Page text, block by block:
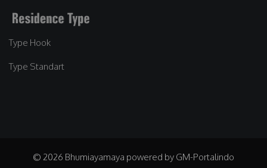
Type Hook
Type Standart
© 2026 Bhumiayamaya powered by GM-Portalindo